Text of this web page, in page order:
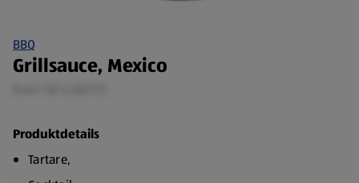
BBQ
Grillsauce, Mexico
Produktdetails
Tartare,